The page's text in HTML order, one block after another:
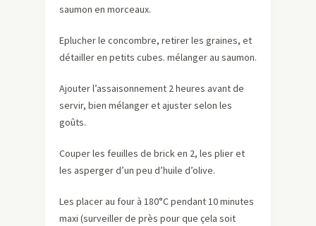
saumon en morceaux.
Eplucher le concombre, retirer les graines, et
détailler en petits cubes. mélanger au saumon.
Ajouter l’assaisonnement 2 heures avant de
servir, bien mélanger et ajuster selon les
goûts.
Couper les feuilles de brick en 2, les plier et
les asperger d’un peu d’huile d’olive.
Les placer au four à 180°C pendant 10 minutes
maxi (surveiller de près pour que çela soit